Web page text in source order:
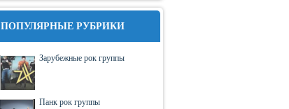
ПОПУЛЯРНЫЕ РУБРИКИ
Зарубежные рок группы
Панк рок группы